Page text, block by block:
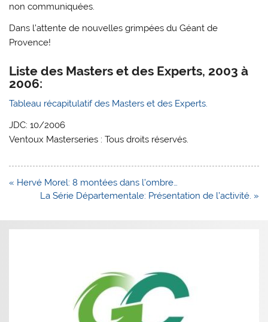
non communiquées.
Dans l’attente de nouvelles grimpées du Géant de
Provence!
Liste des Masters et des Experts, 2003 à
2006:
Tableau récapitulatif des Masters et des Experts.
JDC: 10/2006
Ventoux Masterseries : Tous droits réservés.
Navigation
« Hervé Morel: 8 montées dans l’ombre…
La Série Départementale: Présentation de l’activité. »